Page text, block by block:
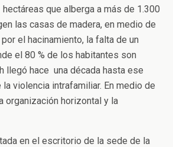
que alberga a más de 1.300
las casas de madera, en medio de
el hacinamiento, la falta de un
el 80 % de los habitantes son
llegó hace una década hasta ese
violencia intrafamiliar. En medio de
organización horizontal y la
en el escritorio de la sede de la